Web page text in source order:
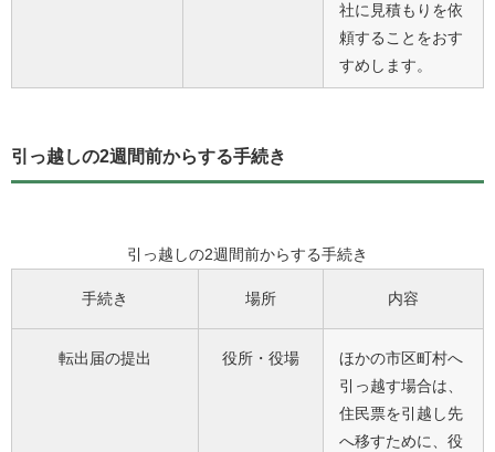
社に見積もりを依
頼することをおす
すめします。
引っ越しの2週間前からする手続き
引っ越しの2週間前からする手続き
手続き 場所 内容
転出届の提出 役所・役場
ほかの市区町村へ
引っ越す場合は、
住民票を引越し先
へ移すために、役